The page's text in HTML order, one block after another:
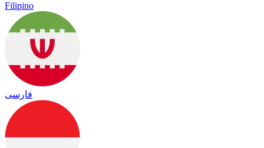
Filipino
فارسی